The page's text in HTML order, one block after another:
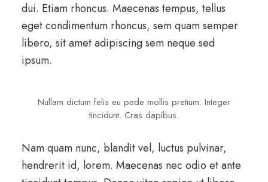
dui. Etiam rhoncus. Maecenas tempus, tellus
eget condimentum rhoncus, sem quam semper
libero, sit amet adipiscing sem neque sed
ipsum.
Nullam dictum felis eu pede mollis pretium. Integer
tincidunt. Cras dapibus.
Nam quam nunc, blandit vel, luctus pulvinar,
hendrerit id, lorem. Maecenas nec odio et ante